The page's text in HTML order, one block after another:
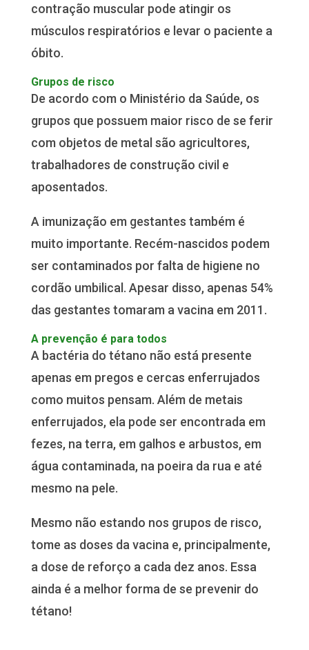
contração muscular pode atingir os
músculos respiratórios e levar o paciente a
óbito.
Grupos de risco
De acordo com o Ministério da Saúde, os
grupos que possuem maior risco de se ferir
com objetos de metal são agricultores,
trabalhadores de construção civil e
aposentados.
A imunização em gestantes também é
muito importante. Recém-nascidos podem
ser contaminados por falta de higiene no
cordão umbilical. Apesar disso, apenas 54%
das gestantes tomaram a vacina em 2011.
A prevenção é para todos
A bactéria do tétano não está presente
apenas em pregos e cercas enferrujados
como muitos pensam. Além de metais
enferrujados, ela pode ser encontrada em
fezes, na terra, em galhos e arbustos, em
água contaminada, na poeira da rua e até
mesmo na pele.
Mesmo não estando nos grupos de risco,
tome as doses da vacina e, principalmente,
a dose de reforço a cada dez anos. Essa
ainda é a melhor forma de se prevenir do
tétano!